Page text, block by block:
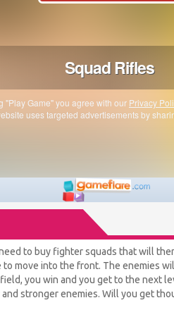
to buy fighter squads that will
move into the front. The enemies
you win and you get to the next
stronger enemies. Will you get